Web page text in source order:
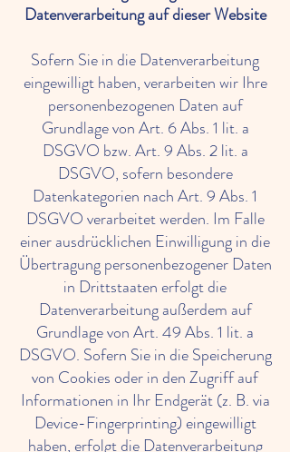
Datenverarbeitung auf dieser Website
Sofern Sie in die Datenverarbeitung
eingewilligt haben, verarbeiten wir Ihre
personenbezogenen Daten auf
Grundlage von Art. 6 Abs. 1 lit. a
DSGVO bzw. Art. 9 Abs. 2 lit. a
DSGVO, sofern besondere
Datenkategorien nach Art. 9 Abs. 1
DSGVO verarbeitet werden. Im Falle
einer ausdrücklichen Einwilligung in die
Übertragung personenbezogener Daten
in Drittstaaten erfolgt die
Datenverarbeitung außerdem auf
Grundlage von Art. 49 Abs. 1 lit. a
DSGVO. Sofern Sie in die Speicherung
von Cookies oder in den Zugriff auf
Informationen in Ihr Endgerät (z. B. via
Device-Fingerprinting) eingewilligt
haben, erfolgt die Datenverarbeitung